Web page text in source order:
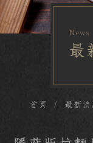
News
最
首頁 最新消